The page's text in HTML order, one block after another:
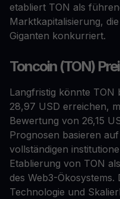
etabliert TON als
Marktkapitalisierung,
Giganten konkurriert.
Toncoin (TON)
Langfristig könnte TON
28,97 USD erreichen,
Bewertung von 26,15
Prognosen basieren
vollständigen
Etablierung von TON
des Web3-
Technologie und